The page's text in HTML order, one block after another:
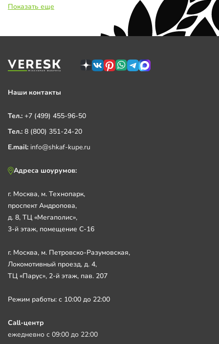
Показать еще
Наши контакты
Тел.: +7 (499) 455-96-50
Тел.: 8 (800) 351-24-20
E.mail: info@shkaf-kupe.ru
Адреса шоурумов:
г. Москва, м. Технопарк,
проспект Андропова,
д. 8, ТЦ «Мегаполис»,
3-й этаж, помещение С-16
г. Москва, м. Петровско-Разумовская,
Локомотивный проезд, д. 4,
ТЦ «Парус», 2-й этаж, пав. 207
Режим работы: с 10:00 до 22:00
Call-центр
ежедневно с 09:00 до 22:00